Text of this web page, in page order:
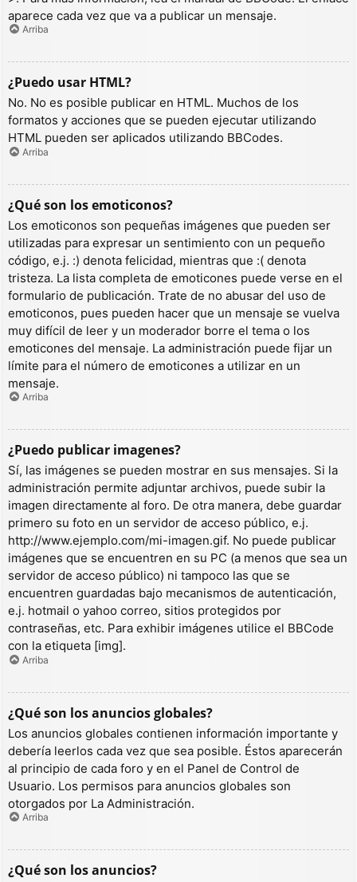
aparece cada vez que va a publicar un mensaje.
Arriba
¿Puedo usar HTML?
No. No es posible publicar en HTML. Muchos de los
formatos y acciones que se pueden ejecutar utilizando
HTML pueden ser aplicados utilizando BBCodes.
Arriba
¿Qué son los emoticonos?
Los emoticonos son pequeñas imágenes que pueden ser
utilizadas para expresar un sentimiento con un pequeño
código, e.j. :) denota felicidad, mientras que :( denota
tristeza. La lista completa de emoticones puede verse en el
formulario de publicación. Trate de no abusar del uso de
emoticonos, pues pueden hacer que un mensaje se vuelva
muy difícil de leer y un moderador borre el tema o los
emoticones del mensaje. La administración puede fijar un
límite para el número de emoticones a utilizar en un
mensaje.
Arriba
¿Puedo publicar imagenes?
Sí, las imágenes se pueden mostrar en sus mensajes. Si la
administración permite adjuntar archivos, puede subir la
imagen directamente al foro. De otra manera, debe guardar
primero su foto en un servidor de acceso público, e.j.
http://www.ejemplo.com/mi-imagen.gif. No puede publicar
imágenes que se encuentren en su PC (a menos que sea un
servidor de acceso público) ni tampoco las que se
encuentren guardadas bajo mecanismos de autenticación,
e.j. hotmail o yahoo correo, sitios protegidos por
contraseñas, etc. Para exhibir imágenes utilice el BBCode
con la etiqueta [img].
Arriba
¿Qué son los anuncios globales?
Los anuncios globales contienen información importante y
debería leerlos cada vez que sea posible. Éstos aparecerán
al principio de cada foro y en el Panel de Control de
Usuario. Los permisos para anuncios globales son
otorgados por La Administración.
Arriba
¿Qué son los anuncios?